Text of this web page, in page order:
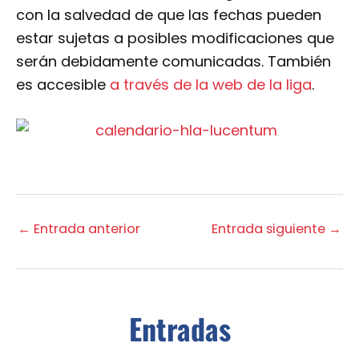
con la salvedad de que las fechas pueden
estar sujetas a posibles modificaciones que
serán debidamente comunicadas. También
es accesible a través de la web de la liga.
← Entrada anterior Entrada siguiente →
Entradas